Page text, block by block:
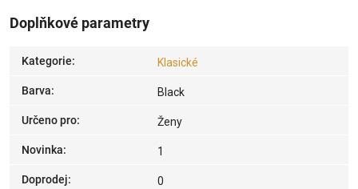
Doplňkové parametry
Kategorie: Klasické
Barva: Black
Určeno pro: Ženy
Novinka: 1
Doprodej: 0